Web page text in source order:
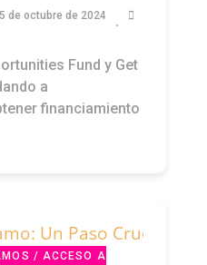
de octubre de 2024
Fund y Get
a
financiamiento
/ ACCESO A